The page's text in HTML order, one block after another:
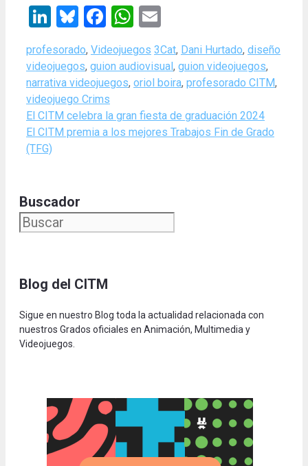
LinkedIn
Bluesky
Facebook
WhatsApp
Categories
profesorado, Videojuegos Tags
3Cat, Dani Hurtado, diseño
videojuegos, guion audiovisual , guion videojuegos,
narrativa videojuegos, oriol boira, profesorado CITM,
videojuego Crims
El CITM celebra la gran fiesta de graduación 2024
El CITM premia a los mejores Trabajos Fin de Grado
(TFG)
Buscador
Blog del CITM
Sigue en nuestro Blog toda la actualidad relacionada con
nuestros Grados oficiales en Animación, Multimedia y
Videojuegos.